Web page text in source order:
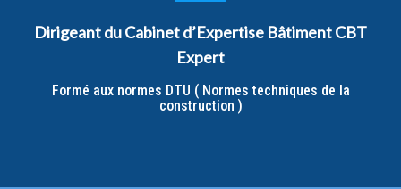
Dirigeant du Cabinet d’Expertise Bâtiment CBT
Expert
Formé aux normes DTU ( Normes techniques de la
construction )